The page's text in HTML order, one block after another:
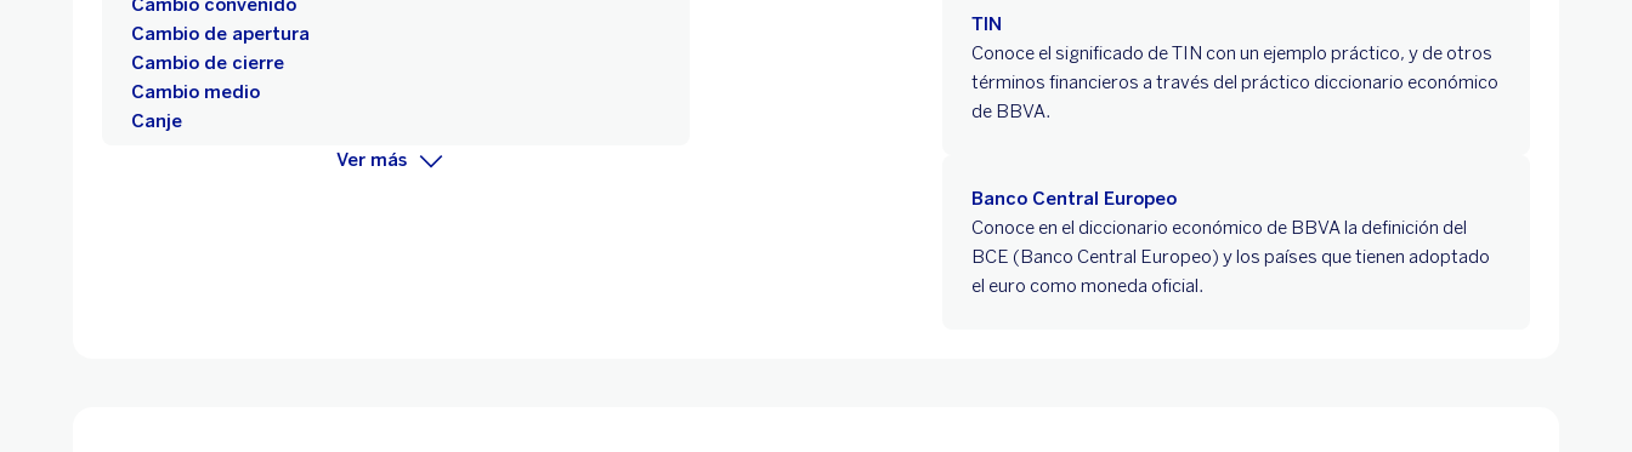
Cambio convenido
Cambio de apertura
Cambio de cierre
Cambio medio
Canje
Ver más
TIN
Conoce el significado de TIN con un ejemplo práctico, y de otros
términos financieros a través del práctico diccionario económico
de BBVA.
Banco Central Europeo
Conoce en el diccionario económico de BBVA la definición del
BCE (Banco Central Europeo) y los países que tienen adoptado
el euro como moneda oficial.